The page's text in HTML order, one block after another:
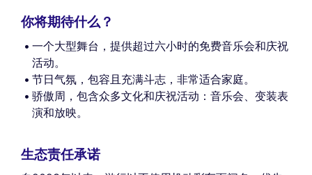
你将期待什么？
一个大型舞台，提供超过六小时的免费音乐会和庆祝
活动。
节日气氛，包容且充满斗志，非常适合家庭。
骄傲周，包含众多文化和庆祝活动：音乐会、变装表
演和放映。
生态责任承诺